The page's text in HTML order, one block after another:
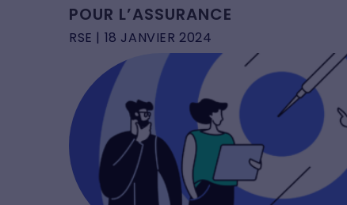
POUR L’ASSURANCE
RSE | 18 JANVIER 2024